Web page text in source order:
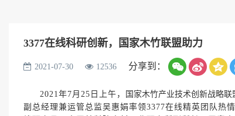
3377在线科研创新，国家木竹联盟助力
2021-07-30 12536 分享到：
2021年7月25日上午， 国家木竹产业技术创新战略
副总经理兼运管总监吴惠娟率领3377在线精英团队热